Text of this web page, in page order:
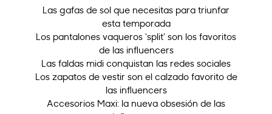
Las gafas de sol que necesitas para triunfar
esta temporada
Los pantalones vaqueros ‘split’ son los favoritos
de las influencers
Las faldas midi conquistan las redes sociales
Los zapatos de vestir son el calzado favorito de
las influencers
Accesorios Maxi: la nueva obsesión de las